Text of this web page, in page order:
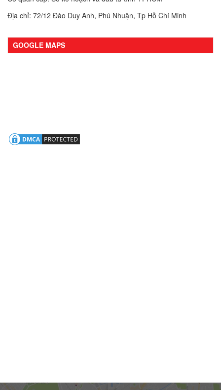
Địa chỉ: 72/12 Đào Duy Anh, Phú Nhuận, Tp Hồ Chí Minh
GOOGLE MAPS